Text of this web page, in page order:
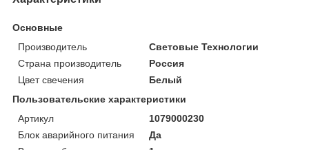
Основные
Производитель
Световые Технологии
Страна производитель
Россия
Цвет свечения
Белый
Пользовательские характеристики
Артикул
1079000230
Блок аварийного питания
Да